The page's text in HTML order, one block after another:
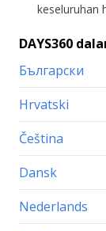
keseluruhan
DAYS360
Български
Hrvatski
Čeština
Dansk
Nederlands